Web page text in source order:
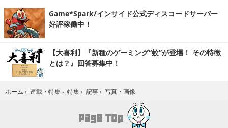
Game*Spark/インサイド公式ディスコードサーバー
好評稼働中！
【大喜利】『新種のゲーミング“蚊”が登場！ その特徴
とは？』回答募集中！
ホーム › 連載・特集 › 特集 › 記事 › 写真・画像